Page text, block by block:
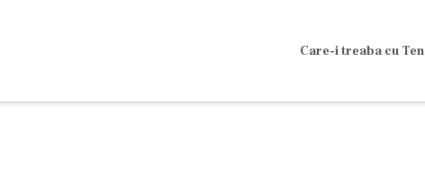
Care-i treaba cu